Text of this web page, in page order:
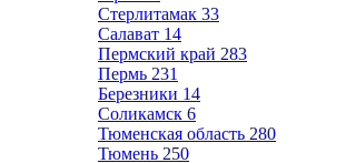
Стерлитамак 33
Салават 14
Пермский край 283
Пермь 231
Березники 14
Соликамск 6
Тюменская область 280
Тюмень 250